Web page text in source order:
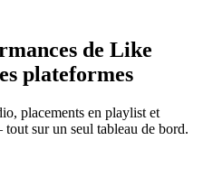
de Like
plateformes
placements en playlist et
sur un seul tableau de bord.